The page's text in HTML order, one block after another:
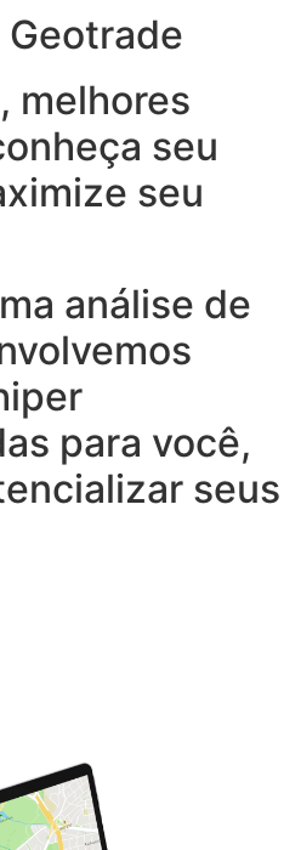
Geotrade
melhores
seu
seu
análise de
para você,
seus